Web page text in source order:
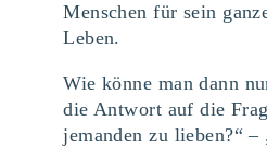
Menschen für sein
Leben.
Wie könne man dann
die Antwort auf die
jemanden zu lieben?“